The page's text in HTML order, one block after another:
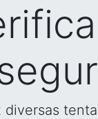
diversas